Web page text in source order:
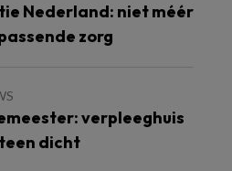
Nederland: niet méér
zorg
verpleeghuis
dicht